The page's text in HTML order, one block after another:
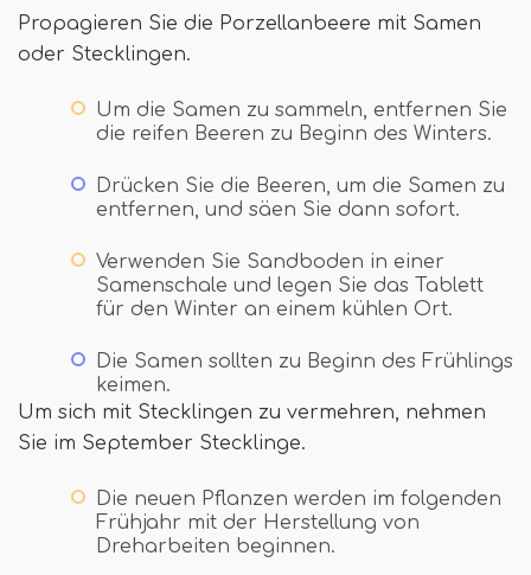
Propagieren Sie die Porzellanbeere mit Samen
oder Stecklingen.
Um die Samen zu sammeln, entfernen Sie
die reifen Beeren zu Beginn des Winters.
Drücken Sie die Beeren, um die Samen zu
entfernen, und säen Sie dann sofort.
Verwenden Sie Sandboden in einer
Samenschale und legen Sie das Tablett
für den Winter an einem kühlen Ort.
Die Samen sollten zu Beginn des Frühlings
keimen.
Um sich mit Stecklingen zu vermehren, nehmen
Sie im September Stecklinge.
Die neuen Pflanzen werden im folgenden
Frühjahr mit der Herstellung von
Dreharbeiten beginnen.